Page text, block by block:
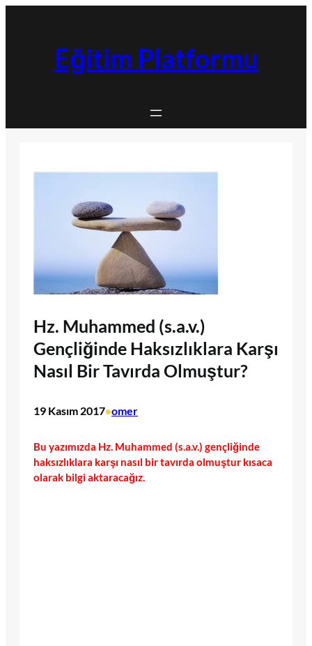
Eğitim Platformu
Hz. Muhammed (s.a.v.)
Gençliğinde Haksızlıklara Karşı
Nasıl Bir Tavırda Olmuştur?
19 Kasım 2017•omer
Bu yazımızda Hz. Muhammed (s.a.v.) gençliğinde
haksızlıklara karşı nasıl bir tavırda olmuştur kısaca
olarak bilgi aktaracağız.